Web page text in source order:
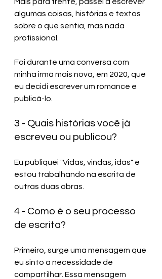
algumas coisas, histórias e textos
sobre o que sentia, mas nada
profissional.
Foi durante uma conversa com
minha irmã mais nova, em 2020, que
eu decidi escrever um romance e
publicá-lo.
3 - Quais histórias você já
escreveu ou publicou?
Eu publiquei "Vidas, vindas, idas" e
estou trabalhando na escrita de
outras duas obras.
4 - Como é o seu processo
de escrita?
Primeiro, surge uma mensagem que
eu sinto a necessidade de
compartilhar. Essa mensagem